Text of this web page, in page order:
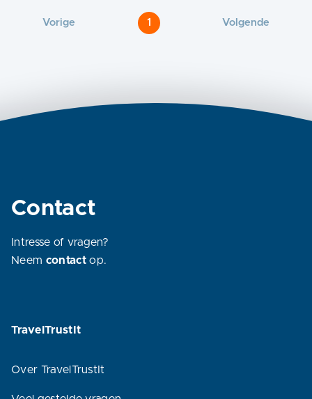
Vorige 1 Volgende
Contact
Intresse of vragen?
Neem contact op.
TravelTrustIt
Over TravelTrustIt